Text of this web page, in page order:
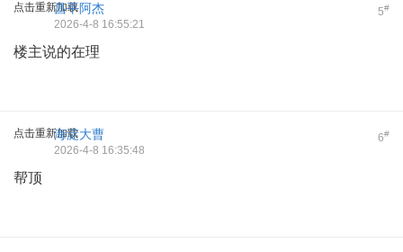
点击重新加载 5#
昌平阿杰
2026-4-8 16:55:21
楼主说的在理
点击重新加载 6#
海淀大曹
2026-4-8 16:35:48
帮顶